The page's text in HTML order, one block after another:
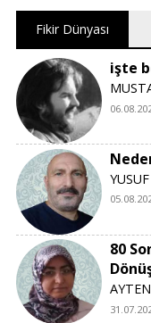
Fikir Dünyası
işte
80